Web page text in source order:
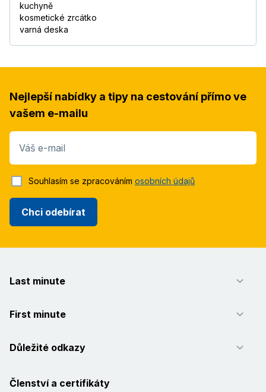
kuchyně
kosmetické zrcátko
varná deska
Nejlepší nabídky a tipy na cestování přímo ve
vašem e-mailu
Váš e-mail
Chci odebírat
Souhlasím se zpracováním osobních údajů
Last minute
First minute
Důležité odkazy
Členství a certifikáty